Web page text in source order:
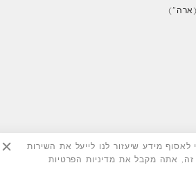
מידע שיעזור לנו לייעל את השירות
אתה מקבל את מדיניות הפרטיות